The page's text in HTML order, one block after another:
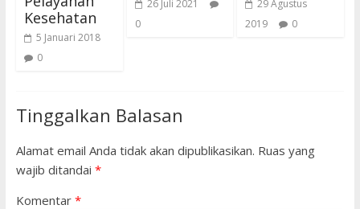
Kesehatan
5 Januari 2018
0
26 Juli 2021
0
29 Agustus
2019
0
Tinggalkan Balasan
Alamat email Anda tidak akan dipublikasikan. Ruas yang
wajib ditandai *
Komentar *